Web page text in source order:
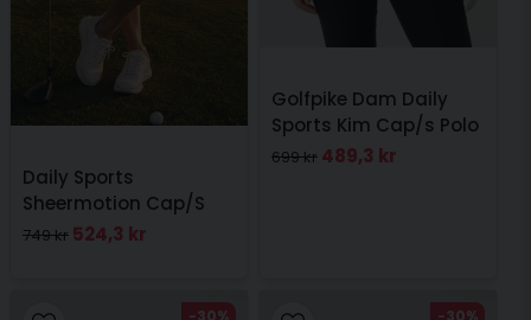
Daily Sports
Sheermotion Cap/S
Polo shirt Leo
749 kr 524,3 kr
Golfpike Dam Daily
Sports Kim Cap/s Polo
Grön
699 kr 489,3 kr